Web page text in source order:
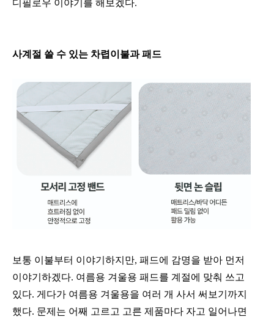
디필로우 이야기를 해보겠다.
사계절 쓸 수 있는 차렵이불과 패드
보통 이불부터 이야기하지만, 패드에 감명을 받아 먼저
이야기하겠다. 여름용 겨울용 패드를 계절에 맞춰 쓰고
있다. 게다가 여름용 겨울용을 여러 개 사서 써보기까지
했다. 문제는 어째 고르고 고른 제품마다 자고 일어나면